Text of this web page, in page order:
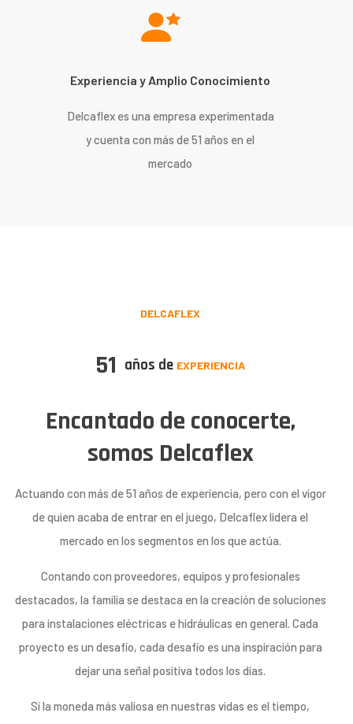
Experiencia y Amplio Conocimiento
Delcaflex es una empresa experimentada
y cuenta con más de 51 años en el
mercado
DELCAFLEX
51 años de EXPERIENCIA
Encantado de conocerte,
somos Delcaflex
Actuando con más de 51 años de experiencia, pero con el vigor
de quien acaba de entrar en el juego, Delcaflex lidera el
mercado en los segmentos en los que actúa.
Contando con proveedores, equipos y profesionales
destacados, la familia se destaca en la creación de soluciones
para instalaciones eléctricas e hidráulicas en general. Cada
proyecto es un desafío, cada desafío es una inspiración para
dejar una señal positiva todos los días.
Si la moneda más valiosa en nuestras vidas es el tiempo,